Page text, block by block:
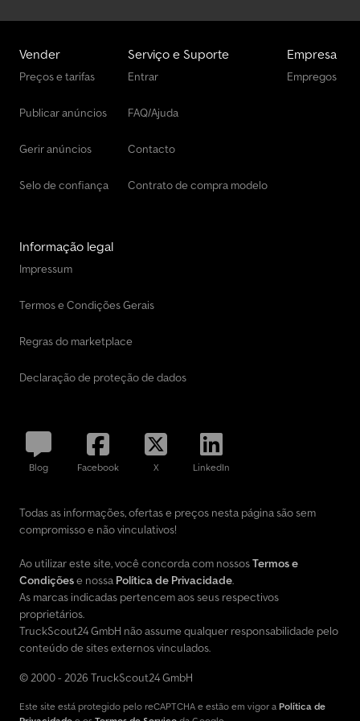
Vender
Preços e tarifas
Publicar anúncios
Gerir anúncios
Selo de confiança
Serviço e Suporte
Entrar
FAQ/Ajuda
Contacto
Contrato de compra modelo
Empresa
Empregos
Informação legal
Impressum
Termos e Condições Gerais
Regras do marketplace
Declaração de proteção de dados
Blog Facebook X LinkedIn
Todas as informações, ofertas e preços nesta página são sem
compromisso e não vinculativos!
Ao utilizar este site, você concorda com nossosTermos e
Condiçõese nossa Política de Privacidade.
As marcas indicadas pertencem aos seus respectivos
proprietários.
TruckScout24 GmbH não assume qualquer responsabilidade pelo
conteúdo de sites externos vinculados.
© 2000 - 2026 TruckScout24 GmbH
Este site está protegido pelo reCAPTCHA e estão em vigor a Política de